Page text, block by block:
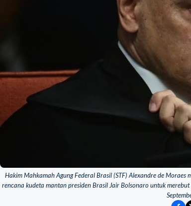
Hakim Mahkamah Agung Federal Brasil (STF) Alexandre de
rencana kudeta mantan presiden Brasil Jair Bolsonaro untuk